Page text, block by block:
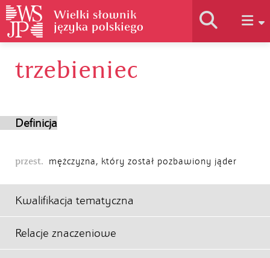
Historia słownika
trzebieniec
Definicja
przest. mężczyzna, który został pozbawiony jąder
Kwalifikacja tematyczna
Relacje znaczeniowe